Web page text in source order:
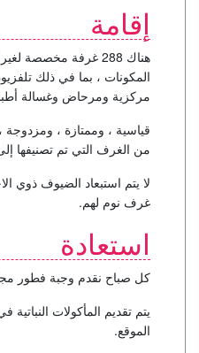
إقامة
هناك 288 غرفة مخصصة
المكونات ، بما في ذلك
مركزية ومرحاض وغسالة
قياسية ، وممتازة ،
من الغرف التي تم تصنيفها
غرف نوم لهم.
استعادة
كل صباح نقدم وجبة فطور
يتم تقديم المأكولات
الموقع.